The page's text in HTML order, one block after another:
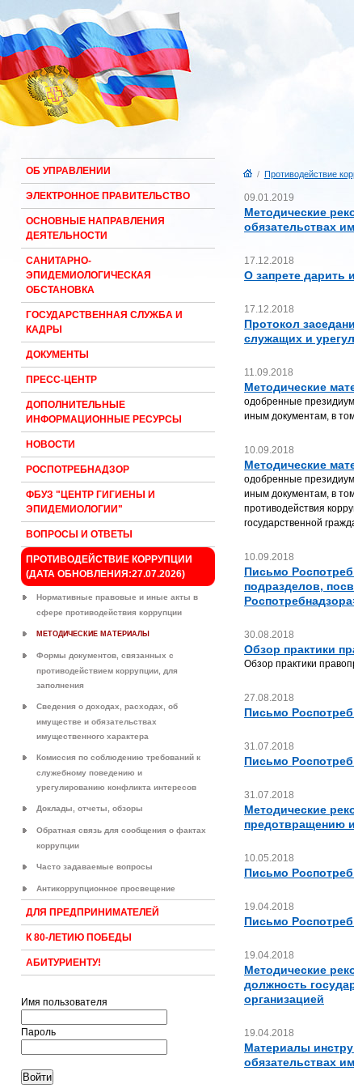
ОБ УПРАВЛЕНИИ
ЭЛЕКТРОННОЕ ПРАВИТЕЛЬСТВО
ОСНОВНЫЕ НАПРАВЛЕНИЯ
ДЕЯТЕЛЬНОСТИ
САНИТАРНО-
ЭПИДЕМИОЛОГИЧЕСКАЯ
ОБСТАНОВКА
ГОСУДАРСТВЕННАЯ СЛУЖБА И
КАДРЫ
ДОКУМЕНТЫ
ПРЕСС-ЦЕНТР
ДОПОЛНИТЕЛЬНЫЕ
ИНФОРМАЦИОННЫЕ РЕСУРСЫ
НОВОСТИ
РОСПОТРЕБНАДЗОР
ФБУЗ "ЦЕНТР ГИГИЕНЫ И
ЭПИДЕМИОЛОГИИ"
ВОПРОСЫ И ОТВЕТЫ
ПРОТИВОДЕЙСТВИЕ КОРРУПЦИИ
(ДАТА ОБНОВЛЕНИЯ:27.07.2026)
Нормативные правовые и иные акты в
сфере противодействия коррупции
МЕТОДИЧЕСКИЕ МАТЕРИАЛЫ
Формы документов, связанных с
противодействием коррупции, для
заполнения
Сведения о доходах, расходах, об
имуществе и обязательствах
имущественного характера
Комиссия по соблюдению требований к
служебному поведению и
урегулированию конфликта интересов
Доклады, отчеты, обзоры
Обратная связь для сообщения о фактах
коррупции
Часто задаваемые вопросы
Антикоррупционное просвещение
ДЛЯ ПРЕДПРИНИМАТЕЛЕЙ
К 80-ЛЕТИЮ ПОБЕДЫ
АБИТУРИЕНТУ!
Имя пользователя
Пароль
/ Противодействие
09.01.2019
Методические
обязательствах
17.12.2018
О запрете дарить
17.12.2018
Протокол
служащих и
11.09.2018
Методические
одобренные
иным документам, в
10.09.2018
Методические
одобренные
иным документам, в
противодействия
государственной
10.09.2018
Письмо
подразделов,
30.08.2018
Обзор практики
Обзор практики
27.08.2018
Письмо
31.07.2018
Письмо
31.07.2018
Методические
предотвращению
10.05.2018
Письмо
19.04.2018
Письмо
19.04.2018
Методические
должность
организацией
19.04.2018
Материалы
обязательствах